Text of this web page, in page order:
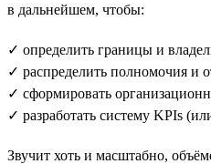
в дальнейшем, чтобы:
✓ определить границы и
✓ распределить полномочия и
✓ сформировать
✓ разработать систему KPIs
Звучит хоть и масштабно,